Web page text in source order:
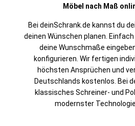
Möbel nach Maß
Bei deinSchrank.de kannst du
deinen Wünschen planen.
deine Wunschmaße
konfigurieren. Wir fertigen
höchsten Ansprüchen und
Deutschlands kostenlos. Bei
klassisches Schreiner- und
modernster